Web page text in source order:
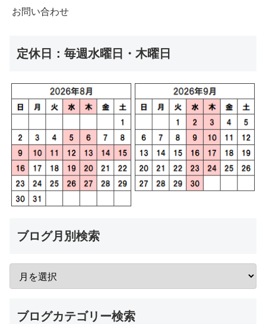
お問い合わせ
定休日：毎週水曜日・木曜日
ブログ月別検索
ブログカテゴリー検索